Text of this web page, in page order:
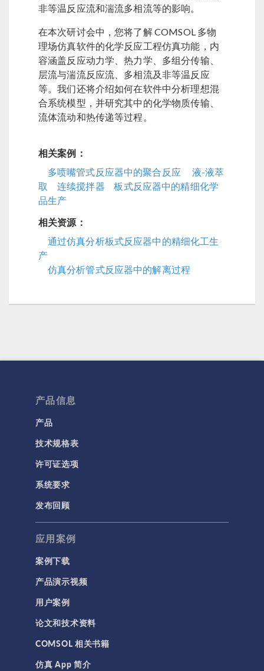
非等温反应流和湍流多相流等的影响。
在本次研讨会中，您将了解 COMSOL 多物
理场仿真软件的化学反应工程仿真功能，内
容涵盖反应动力学、热力学、多组分传输、
层流与湍流反应流、多相流及非等温反应
等。我们还将介绍如何在软件中分析理想混
合系统模型，并研究其中的化学物质传输、
流体流动和热传递等过程。
相关案例：
多喷嘴管式反应器中的聚合反应
液-液萃
取
连续搅拌器
板式反应器中的精细化学
品生产
相关资源：
通过仿真分析板式反应器中的精细化工生
产
仿真分析管式反应器中的解离过程
产品信息
产品
技术规格表
许可证选项
系统要求
发布回顾
应用案例
案例下载
产品演示视频
用户案例
论文和技术资料
COMSOL 相关书籍
仿真 App 简介